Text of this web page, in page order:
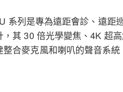
系列是專為遠距會診、遠距
其 30 倍光學變焦、4K 超
合麥克風和喇叭的聲音系